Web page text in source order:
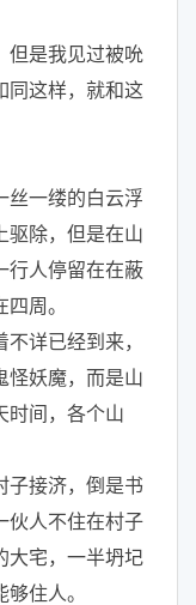
但是我见过被吮
同这样，就和这
丝一缕的白云浮
驱除，但是在山
行人停留在在蔽
周。
详已经到来，
怪妖魔，而是山
时间，各个山
子接济，倒是书
伙人不住在村子
大宅，一半坍圮
住人。